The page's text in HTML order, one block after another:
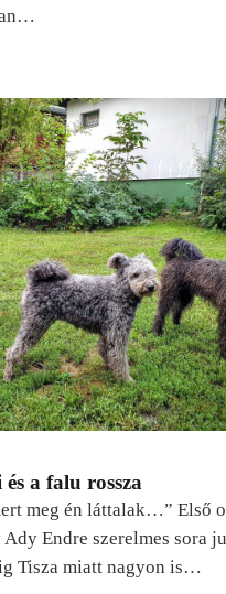
a falu rossza
meg én láttalak…” Első
Endre szerelmes sora
Tisza miatt nagyon is…